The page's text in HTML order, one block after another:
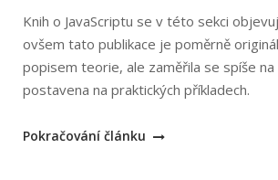
Knih o JavaScriptu se v této sekci
ovšem tato publikace je poměrně
popisem teorie, ale zaměřila se spíše na
postavena na praktických příkladech.
„David
Pokračování článku